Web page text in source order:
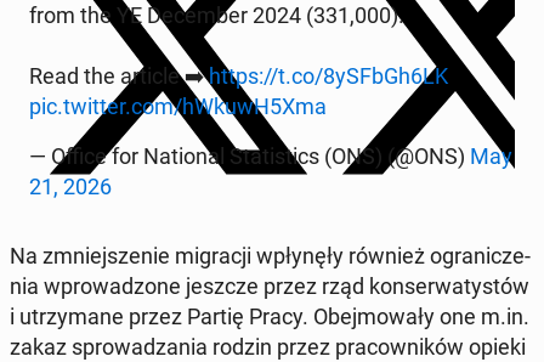
from the YE De­cem­ber 2024 (331,000).
Read the article ➡️https://t.co/8ySFbGh6LK
pic.twitter.com/hWkuwH5Xma
— Office for Na­tio­nal Sta­ti­stics (ONS) (@ONS) May
21, 2026
Na zmniej­sze­nie mi­gra­cji wpły­nę­ły również ogra­ni­cze­
nia wpro­wa­dzo­ne jeszcze przez rząd kon­ser­wa­ty­stów
i utrzy­ma­ne przez Partię Pracy. Obej­mo­wa­ły one m.in.
zakaz spro­wa­dza­nia rodzin przez pra­cow­ni­ków opieki